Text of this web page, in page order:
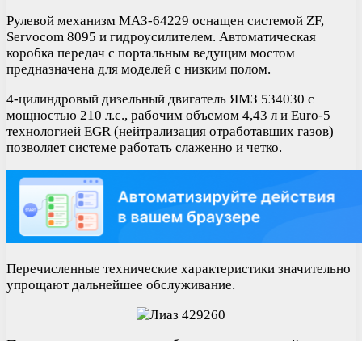
Рулевой механизм МАЗ-64229 оснащен системой ZF,
Servocom 8095 и гидроусилителем. Автоматическая
коробка передач с портальным ведущим мостом
предназначена для моделей с низким полом.
4-цилиндровый дизельный двигатель ЯМЗ 534030 с
мощностью 210 л.с., рабочим объемом 4,43 л и Euro-5
технологией EGR (нейтрализация отработавших газов)
позволяет системе работать слаженно и четко.
Перечисленные технические характеристики значительно
упрощают дальнейшее обслуживание.